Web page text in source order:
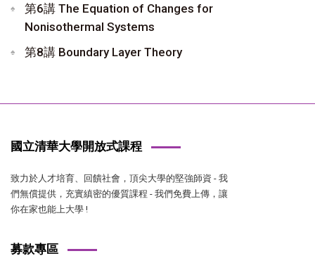
第6講 The Equation of Changes for
Nonisothermal Systems
第8講 Boundary Layer Theory
國立清華大學開放式課程
致力於人才培育、回饋社會，頂尖大學的堅強師資 - 我
們無償提供，充實縝密的優質課程 - 我們免費上傳，讓
你在家也能上大學 !
募款專區